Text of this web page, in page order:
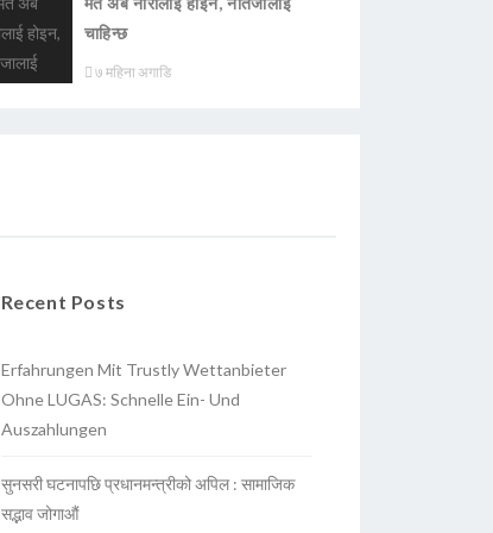
चाहिन्छ
७ महिना अगाडि
Recent Posts
Erfahrungen Mit Trustly Wettanbieter
Ohne LUGAS: Schnelle Ein- Und
Auszahlungen
सुनसरी घटनापछि प्रधानमन्त्रीको अपिल : सामाजिक
सद्भाव जोगाऔं